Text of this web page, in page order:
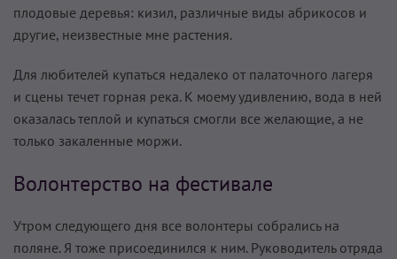
плодовые деревья: кизил, различные виды абрикосов и
другие, неизвестные мне растения.
Для любителей купаться недалеко от палаточного лагеря
и сцены течет горная река. К моему удивлению, вода в ней
оказалась теплой и купаться смогли все желающие, а не
только закаленные моржи.
Волонтерство на фестивале
Утром следующего дня все волонтеры собрались на
поляне. Я тоже присоединился к ним. Руководитель отряда